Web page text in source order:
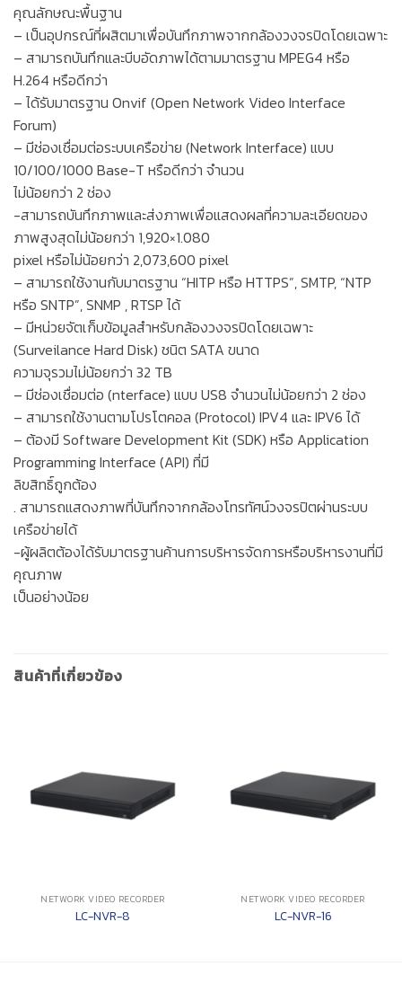
คุณลักษณะพื้นฐาน
– เป็นอุปกรณ์ที่ผสิตมาเพื่อบันทึกภาพจากกล้องวงจรปิดโดยเฉพาะ
– สามารถบันทึกและบีบอัดภาพได้ตามมาตรฐาน MPEG4 หรือ
H.264 หรือดีกว่า
– ได้รับมาตรฐาน Onvif (Open Network Video Interface
Forum)
– มีช่องเชื่อมต่อระบบเครือข่าย (Network Interface) แบบ
10/100/1000 Base-T หรือดีกว่า จำนวน
ไม่น้อยกว่า 2 ช่อง
-สามารถบันทึกภาพและส่งภาพเพื่อแสดงผลที่ความละเอียดของ
ภาพสูงสุดไม่น้อยกว่า 1,920×1.080
pixel หรือไม่น้อยกว่า 2,073,600 pixel
– สามารถใช้งานกับมาตรฐาน “HITP หรือ HTTPS”, SMTP, “NTP
หรือ SNTP”, SNMP , RTSP ได้
– มีหน่วยจัตเก็บข้อมูลสำหรับกล้องวงจรปิดโดยเฉพาะ
(Surveilance Hard Disk) ชนิต SATA ขนาด
ความจุรวมไม่น้อยกว่า 32 TB
– มีช่องเชื่อมต่อ (nterface) แบบ US8 จำนวนไม่น้อยกว่า 2 ช่อง
– สามารถใช้งานตามโปรโตคอล (Protocol) IPV4 และ IPV6 ได้
– ต้องมี Software Development Kit (SDK) หรือ Application
Programming Interface (API) ที่มี
ลิขสิทธิ์ถูกต้อง
. สามารถแสดงภาพที่บันทึกจากกล้องโทรทัศน์วงจรปิตผ่านระบบ
เครือข่ายได้
-ผู้ผลิตต้องได้รับมาตรฐานค้านการบริหารจัดการหรือบริหารงานที่มี
คุณภาพ
เป็นอย่างน้อย
สินค้าที่เกี่ยวข้อง
NETWORK VIDEO RECORDER
LC-NVR-8
NETWORK VIDEO RECORDER
LC-NVR-16